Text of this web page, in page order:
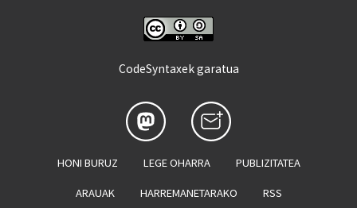
CodeSyntaxek garatua
HONI BURUZ LEGE OHARRA PUBLIZITATEA
ARAUAK HARREMANETARAKO RSS